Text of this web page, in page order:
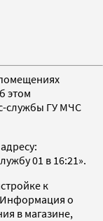
этом
службы ГУ МЧС
01 в 16:21».
к
Информация о
в магазине,